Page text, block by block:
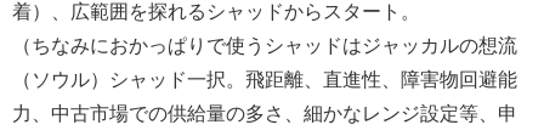
着）、広範囲を探れるシャッドからスタート。
（ちなみにおかっぱりで使うシャッドはジャッカルの想流
（ソウル）シャッド一択。飛距離、直進性、障害物回避能
力、中古市場での供給量の多さ、細かなレンジ設定等、申